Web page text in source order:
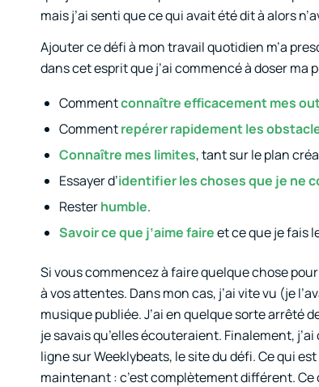
mais j’ai senti que ce qui avait été dit à alors
Ajouter ce défi à mon travail quotidien m’a
dans cet esprit que j’ai commencé à doser ma
Commentconnaître efficacement mes
Commentrepérer rapidement les
Connaître mes limites, tant sur le plan
Essayer d’identifier les choses que je ne
Resterhumble.
Savoir ce que j’aime faireet ce que je fais
Si vous commencez à faire quelque chose
à vos attentes. Dans mon cas, j’ai vite vu (je
musique publiée. J’ai en quelque sorte arrêté
je savais qu’elles écouteraient. Finalement,
ligne sur Weeklybeats, le site du défi. Ce qui
maintenant : c’est complètement différent.